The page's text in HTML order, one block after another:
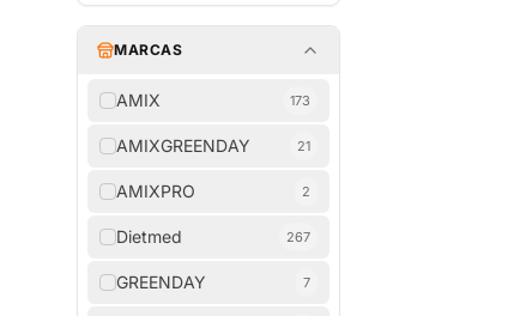
MARCAS
AMIX 173
AMIXGREENDAY 21
AMIXPRO 2
Dietmed 267
GREENDAY 7